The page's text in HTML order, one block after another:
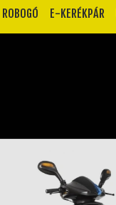
ROBOGÓ E-KERÉKPÁR